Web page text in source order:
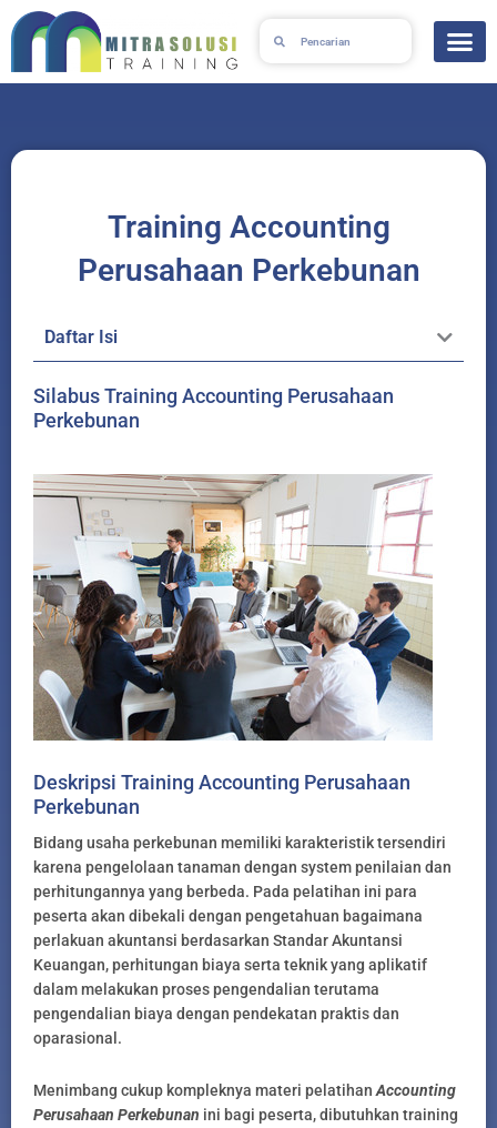
Skip
to
Training Accounting
Perusahaan Perkebunan
Daftar Isi
Silabus Training Accounting Perusahaan
Perkebunan
Deskripsi Training Accounting Perusahaan
Perkebunan
Bidang usaha perkebunan memiliki karakteristik tersendiri
karena pengelolaan tanaman dengan system penilaian dan
perhitungannya yang berbeda. Pada pelatihan ini para
peserta akan dibekali dengan pengetahuan bagaimana
perlakuan akuntansi berdasarkan Standar Akuntansi
Keuangan, perhitungan biaya serta teknik yang aplikatif
dalam melakukan proses pengendalian terutama
pengendalian biaya dengan pendekatan praktis dan
oparasional.
Menimbang cukup kompleknya materi pelatihan Accounting
Perusahaan Perkebunan ini bagi peserta, dibutuhkan training